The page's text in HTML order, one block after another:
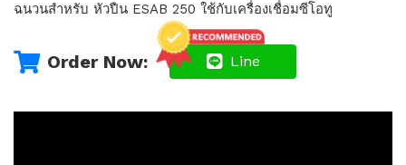
ฉนวนสำหรับ หัวปืน ESAB 250 ใช้กับเครื่องเชื่อมซีโอทู
Order Now: Line